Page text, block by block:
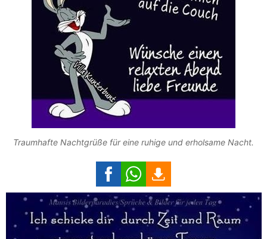
Traumhafte Nachtgrüße für eine ruhige und erholsame Nacht.